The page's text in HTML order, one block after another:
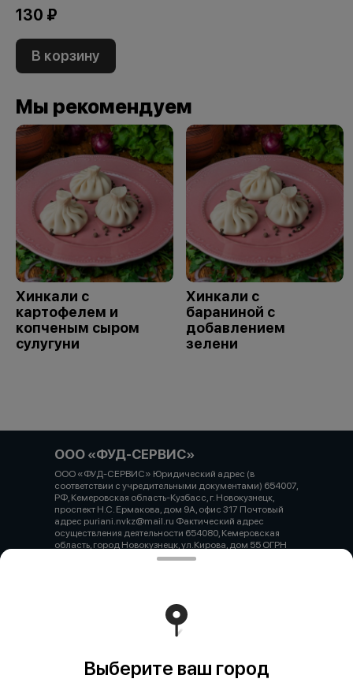
130 ₽
В корзину
Мы рекомендуем
Хинкали с
картофелем и
копченым сыром
сулугуни
Хинкали с
бараниной с
добавлением
зелени
ООО «ФУД-СЕРВИС»
ООО «ФУД-СЕРВИС» Юридический адрес (в
соответствии с учредительными документами) 654007,
РФ, Кемеровская область-Кузбасс, г. Новокузнецк,
проспект Н.С. Ермакова, дом 9А, офис 317 Почтовый
адрес puriani.nvkz@mail.ru Фактический адрес
осуществления деятельности 654080, Кемеровская
область, город Новокузнецк, ул.Кирова, дом 55 ОГРН
1234200003993 ИНН / КПП 4217207840 / 421745001
Кемеровское отделение №8615 ПАО Сбербанк
Работает на эффективном ядре
Выберите ваш город